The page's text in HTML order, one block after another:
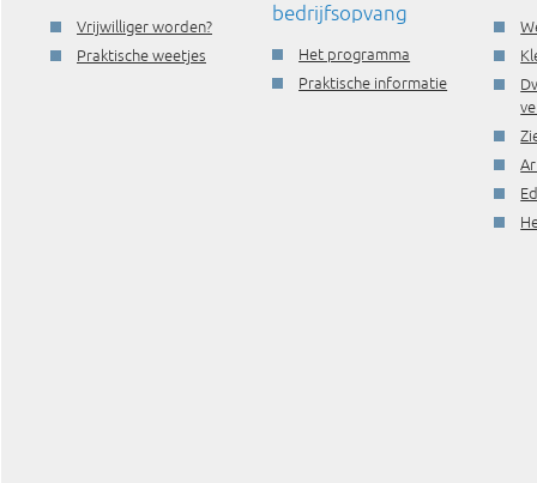
Vrijwilliger worden?
Praktische weetjes
bedrijfsopvang
Het programma
Praktische informatie